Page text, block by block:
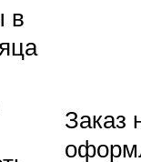
в
Заказ